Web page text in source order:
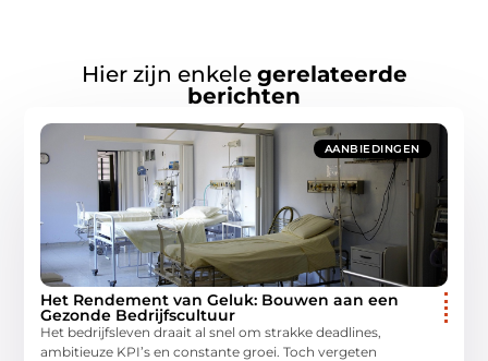
Hier zijn enkele gerelateerde
berichten
AANBIEDINGEN
Het Rendement van Geluk: Bouwen aan een
Gezonde Bedrijfscultuur
Het bedrijfsleven draait al snel om strakke deadlines,
ambitieuze KPI’s en constante groei. Toch vergeten